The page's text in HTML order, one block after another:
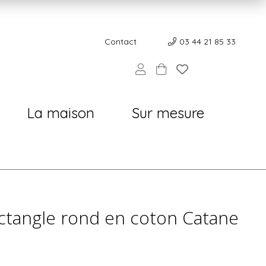
Contact 03 44 21 85 33
La maison Sur mesure
rond en coton Catane
Contact